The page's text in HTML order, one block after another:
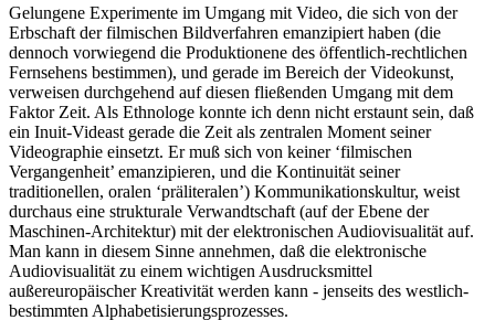
Gelungene Experimente im Umgang mit Video, die sich von der
Erbschaft der filmischen Bildverfahren emanzipiert haben (die
dennoch vorwiegend die Produktionene des öffentlich-rechtlichen
Fernsehens bestimmen), und gerade im Bereich der Videokunst,
verweisen durchgehend auf diesen fließenden Umgang mit dem
Faktor Zeit. Als Ethnologe konnte ich denn nicht erstaunt sein, daß
ein Inuit-Videast gerade die Zeit als zentralen Moment seiner
Videographie einsetzt. Er muß sich von keiner ‘filmischen
Vergangenheit’ emanzipieren, und die Kontinuität seiner
traditionellen, oralen ‘präliteralen’) Kommunikationskultur, weist
durchaus eine strukturale Verwandtschaft (auf der Ebene der
Maschinen-Architektur) mit der elektronischen Audiovisualität auf.
Man kann in diesem Sinne annehmen, daß die elektronische
Audiovisualität zu einem wichtigen Ausdrucksmittel
außereuropäischer Kreativität werden kann - jenseits des westlich-
bestimmten Alphabetisierungsprozesses.